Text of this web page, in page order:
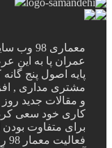
معماری 98 وب سایتی
پا به این عرصه نهاد.
پنج گانه کیفیت
مداری , افزایش و
جدید روز دنیا
سعی کرده ایم
بودن انتخاب
فعالیت معمار